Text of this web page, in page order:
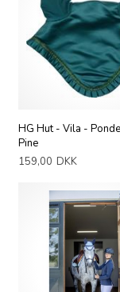
HG Hut - Vila -
Pine
159,00 DKK